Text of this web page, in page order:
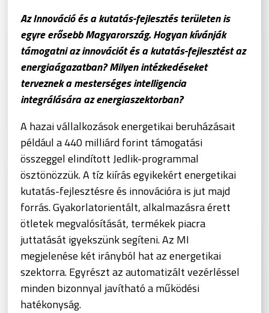
Az Innováció és a kutatás-fejlesztés területen is
egyre erősebb Magyarország. Hogyan kívánják
támogatni az innovációt és a kutatás-fejlesztést az
energiaágazatban? Milyen intézkedéseket
terveznek a mesterséges intelligencia
integrálására az energiaszektorban?
A hazai vállalkozások energetikai beruházásait
például a 440 milliárd forint támogatási
összeggel elindított Jedlik-programmal
ösztönözzük. A tíz kiírás egyikekért energetikai
kutatás-fejlesztésre és innovációra is jut majd
forrás. Gyakorlatorientált, alkalmazásra érett
ötletek megvalósítását, termékek piacra
juttatását igyekszünk segíteni. Az MI
megjelenése két irányból hat az energetikai
szektorra. Egyrészt az automatizált vezérléssel
minden bizonnyal javítható a működési
hatékonyság.